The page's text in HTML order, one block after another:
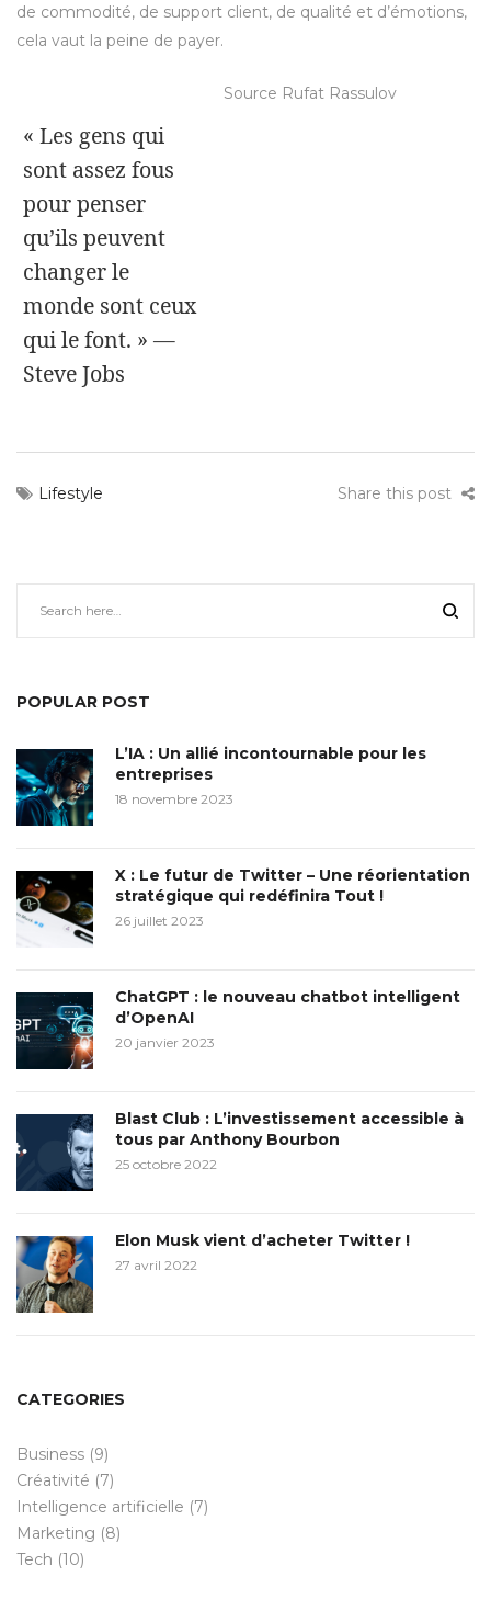
de commodité, de support client, de qualité et d’émotions,
cela vaut la peine de payer.
« Les gens qui
sont assez fous
pour penser
qu’ils peuvent
changer le
monde sont ceux
qui le font. » —
Steve Jobs
Source Rufat Rassulov
Lifestyle Share this post
POPULAR POST
L’IA : Un allié incontournable pour les
entreprises
18 novembre 2023
X : Le futur de Twitter – Une réorientation
stratégique qui redéfinira Tout !
26 juillet 2023
ChatGPT : le nouveau chatbot intelligent
d’OpenAI
20 janvier 2023
Blast Club : L’investissement accessible à
tous par Anthony Bourbon
25 octobre 2022
Elon Musk vient d’acheter Twitter !
27 avril 2022
CATEGORIES
Business (9)
Créativité (7)
Intelligence artificielle (7)
Marketing (8)
Tech (10)